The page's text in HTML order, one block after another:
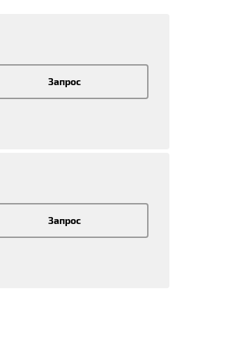
Запрос
Запрос